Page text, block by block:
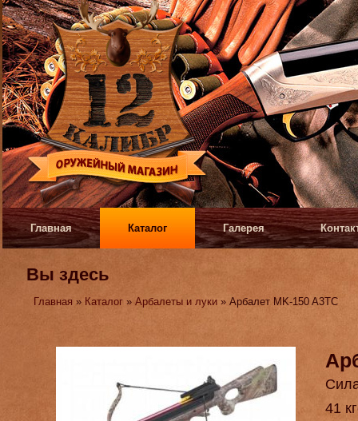
Главная Каталог Галерея
Вы здесь
Главная » Каталог »Арбалеты и луки » Арбалет MK-150 A3TC
41